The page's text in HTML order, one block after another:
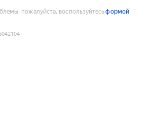
пожалуйста, воспользуйтесьформой